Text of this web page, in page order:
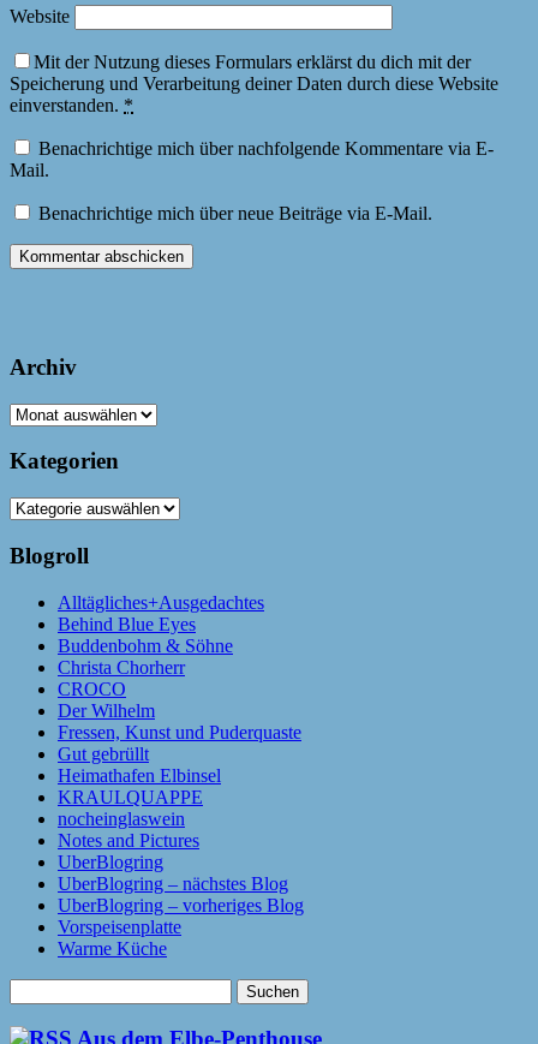
Website
Mit der Nutzung dieses Formulars erklärst du dich mit der
Speicherung und Verarbeitung deiner Daten durch diese Website
einverstanden. *
Benachrichtige mich über nachfolgende Kommentare via E-
Mail.
Benachrichtige mich über neue Beiträge via E-Mail.
Archiv
Archiv
Kategorien
Kategorien
Blogroll
Alltägliches+Ausgedachtes
Behind Blue Eyes
Buddenbohm & Söhne
Christa Chorherr
CROCO
Der Wilhelm
Fressen, Kunst und Puderquaste
Gut gebrüllt
Heimathafen Elbinsel
KRAULQUAPPE
nocheinglaswein
Notes and Pictures
UberBlogring
UberBlogring – nächstes Blog
UberBlogring – vorheriges Blog
Vorspeisenplatte
Warme Küche
nach: